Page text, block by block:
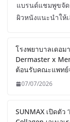
แบรนด์แชมพูขจั
ผิวหนังแนะนำให้
โรงพยาบาลเดอม
Dermaster x
ต้อนรับคณะแพทย์
07/07/2026
SUNMAX เปิดตัว